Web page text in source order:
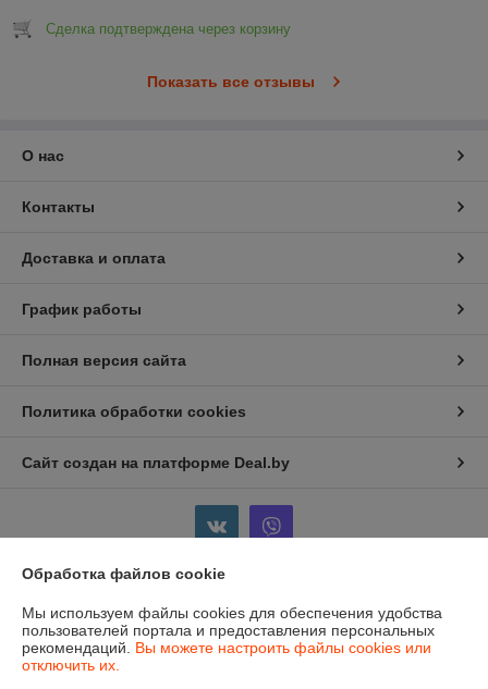
Сделка подтверждена через корзину
Показать все отзывы
О нас
Контакты
Доставка и оплата
График работы
Полная версия сайта
Политика обработки cookies
Сайт создан на платформе Deal.by
Информация для покупателя
Индивидуальный предприниматель:ИП Бойков Сергей Евгеньевич
Гродненская область, г.Лида, пр-т Победы, 1-8
Обработка файлов cookie
Мы используем файлы cookies для обеспечения удобства
пользователей портала и предоставления персональных
рекомендаций. Вы можете настроить файлы cookies или
отключить их.